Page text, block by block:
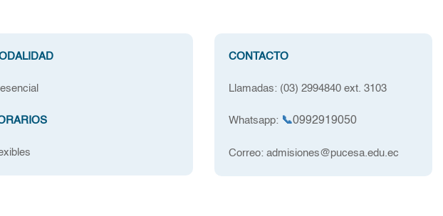
CONTACTO
Llamadas: (03) 2994840 ext. 3103
Whatsapp: 📞0992919050
Correo: admisiones@pucesa.edu.ec